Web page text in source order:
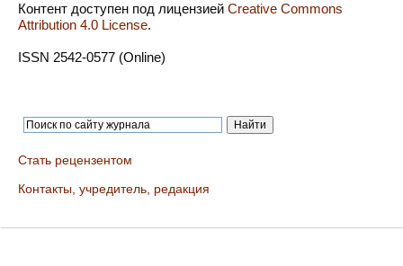
Контент доступен под лицензией Creative Commons
Attribution 4.0 License.
ISSN 2542-0577 (Online)
Стать рецензентом
Контакты, учредитель, редакция